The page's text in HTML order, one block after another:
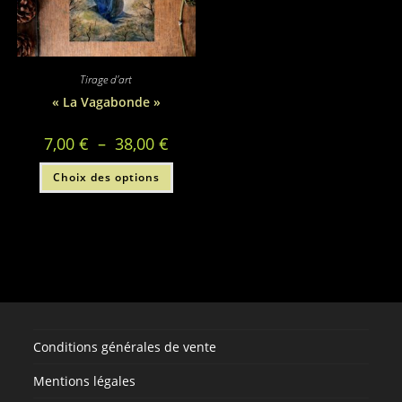
du
produit
Tirage d'art
« La Vagabonde »
7,00 € – 38,00 €Plage
de
prix :
à
Choix des options
Ce
a
la
produit
Conditions générales de vente
Mentions légales